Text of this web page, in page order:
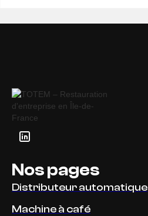
Nos pages
Distributeur automatique
Machine à café